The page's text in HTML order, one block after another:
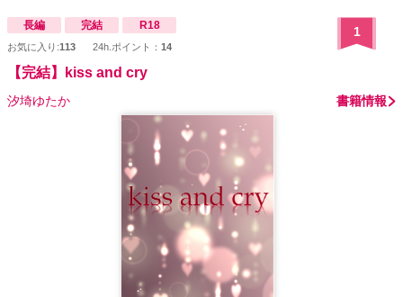
長編 完結 R18
お気に入り:113 24h.ポイント： 14
1
【完結】kiss and cry
汐埼ゆたか 書籍情報